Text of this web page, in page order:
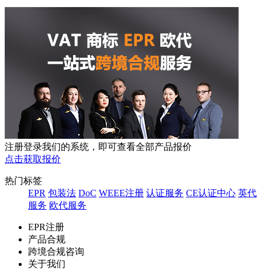
注册登录我们的系统，即可查看全部产品报价
点击获取报价
热门标签
EPR 包装法 DoC WEEE注册 认证服务 CE认证中心 英代
服务 欧代服务
EPR注册
产品合规
跨境合规咨询
关于我们